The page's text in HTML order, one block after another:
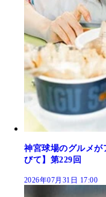
神宮球場のグルメ
びて】第229回
2026年07月31日 17:00